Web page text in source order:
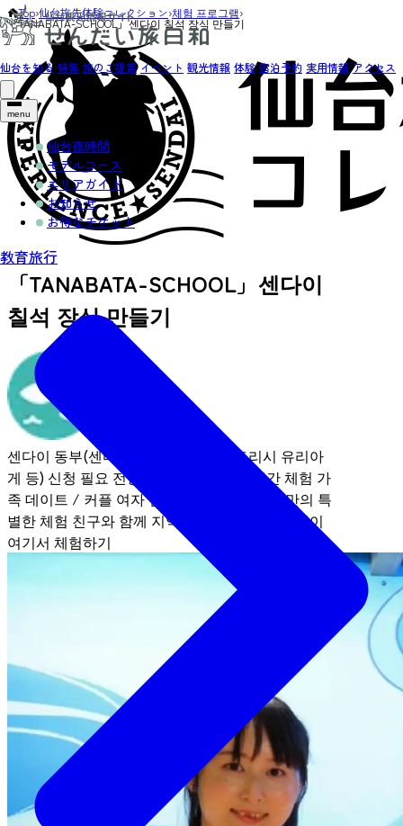
仙台を知る 特集 旅のご提案 イベント 観光情報 体験 宿泊予約 実用情報 アクセス
menu
仙台夜時間
モデルコース
エリアガイド
お知らせ
お得なチケット
教育旅行
Top›仙台旅先体験コレクション›체험 프로그램›
「TANABATA-SCHOOL」센다이 칠석 장식 만들기
「TANABATA-SCHOOL」센다이
칠석 장식 만들기
센다이 동부(센다이항, 아라하마, 나토리시 유리아
게 등) 신청 필요 전통문화 / 체험활동 1시간 체험 가
족 데이트 / 커플 여자 친구끼리 여행
센다이만의 특
별한 체험 친구와 함께 지역 한정
어린이
여기서 체험하기